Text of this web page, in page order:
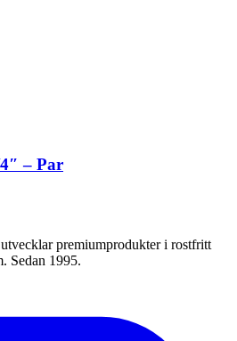
– Par
premiumprodukter i rostfritt
Sedan 1995.